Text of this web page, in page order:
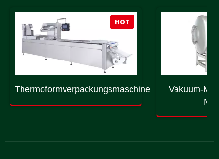
HOT
Thermoformverpackungsmaschine
Vakuum-